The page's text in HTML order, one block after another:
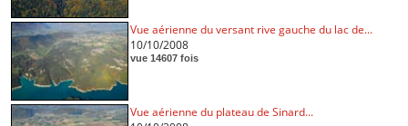
Vue aérienne du versant rive gauche du lac de...
10/10/2008
vue 14607 fois
Vue aérienne du plateau de Sinard...